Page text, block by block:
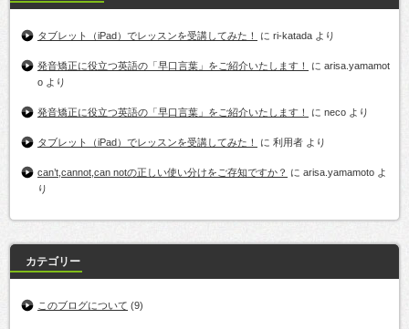
タブレット（iPad）でレッスンを受講してみた！ に ri-katada より
発音矯正に役立つ英語の「早口言葉」をご紹介いたします！ に arisa.yamamot
o より
発音矯正に役立つ英語の「早口言葉」をご紹介いたします！ に neco より
タブレット（iPad）でレッスンを受講してみた！ に 利用者 より
can’t,cannot,can notの正しい使い分けをご存知ですか？ に arisa.yamamoto よ
り
カテゴリー
このブログについて (9)